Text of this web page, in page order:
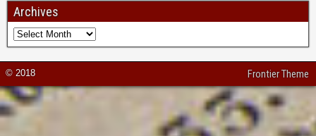
Archives
© 2018 Frontier Theme